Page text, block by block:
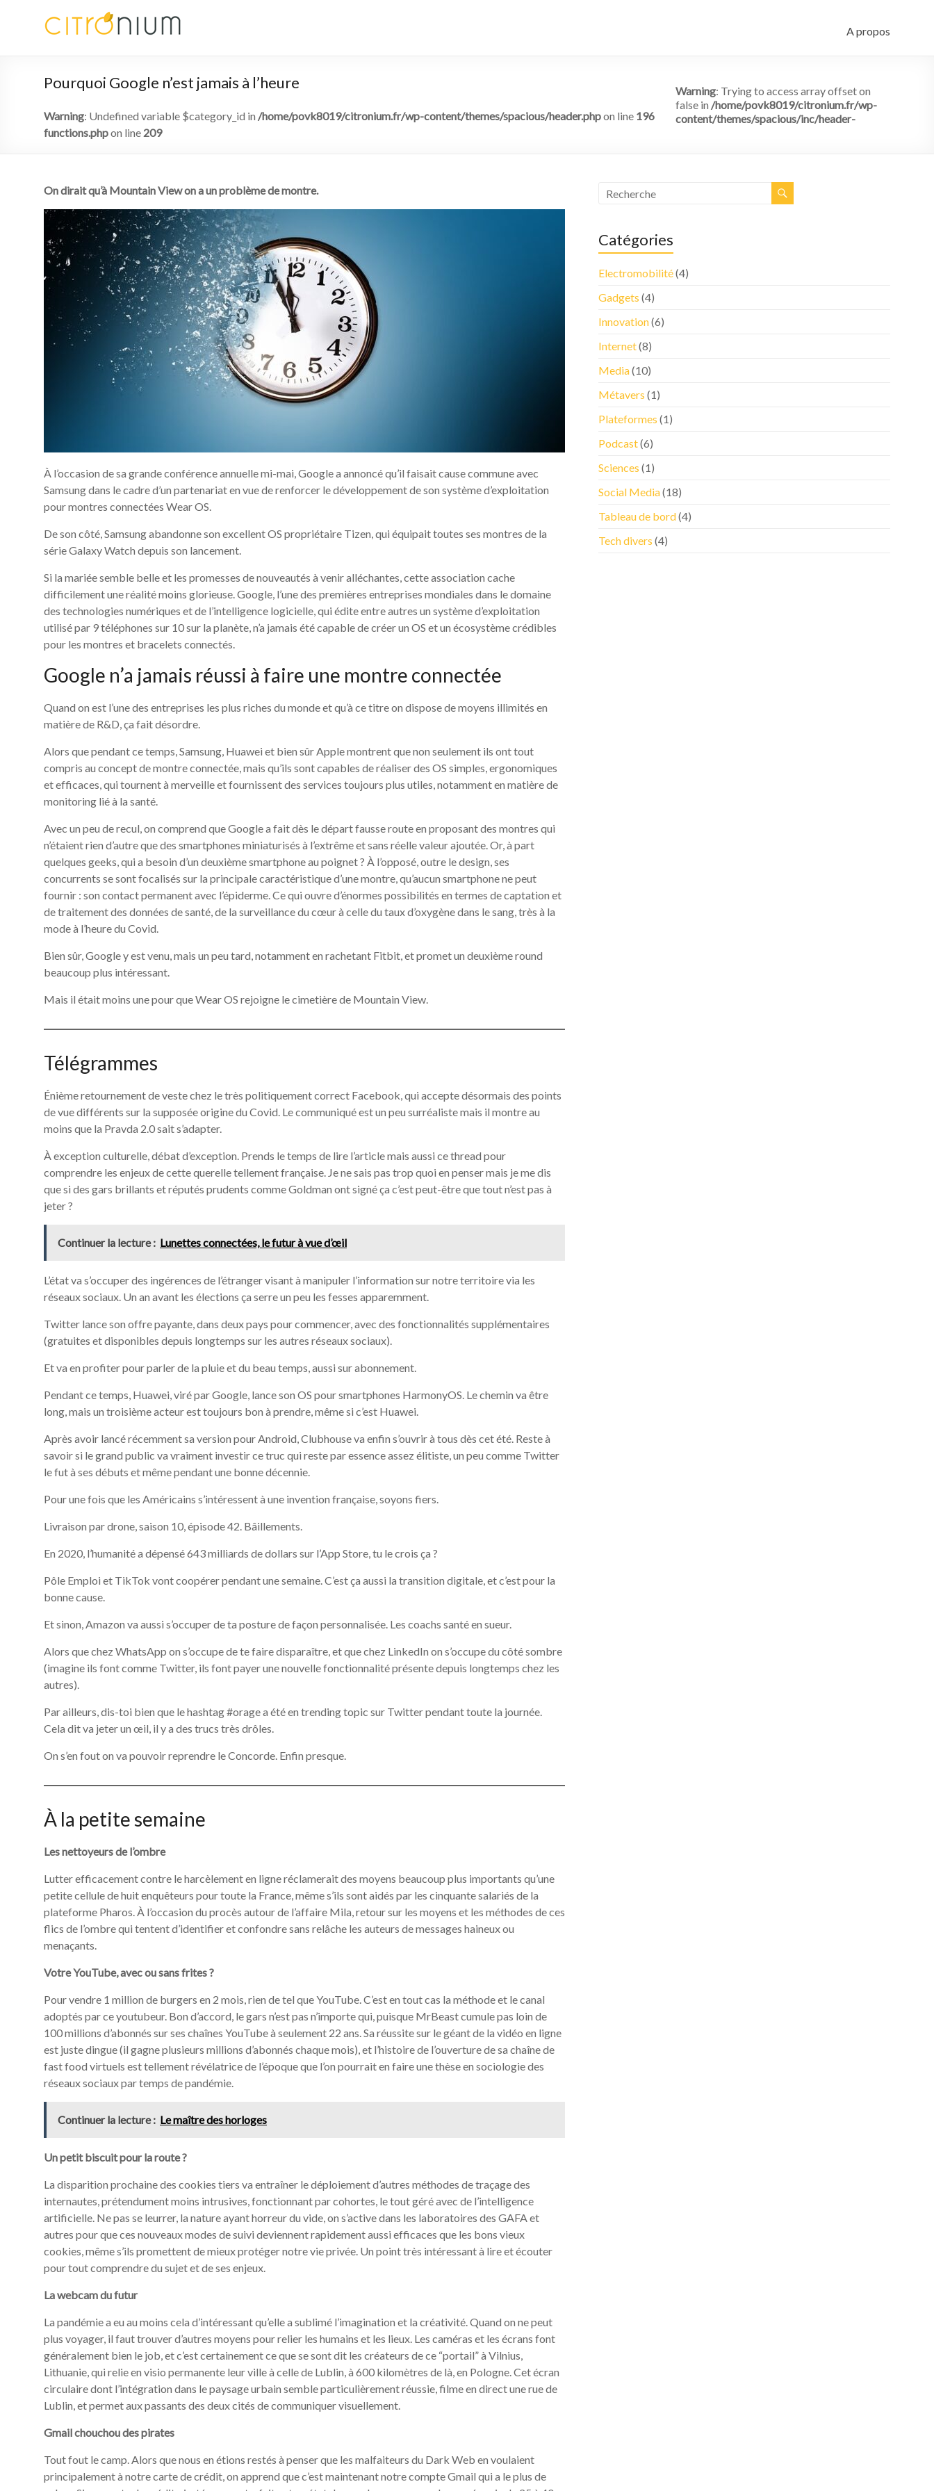
A propos
Pourquoi Google n’est jamais à l’heure
Warning: Undefined variable $category_id in /home/povk8019/citronium.fr/wp-content/themes/spacious/header.phpon line 196
Warning: Trying to access array offset on
false in /home/povk8019/citronium.fr/wp-
content/themes/spacious/inc/header-
functions.phpon line 209
On dirait qu’à Mountain View on a un problème de montre.
À l’occasion de sa grande conférence annuelle mi-mai, Google a annoncé qu’il faisait cause commune avec
Samsung dans le cadre d’un partenariat en vue de renforcer le développement de son système d’exploitation
pour montres connectées Wear OS.
De son côté, Samsung abandonne son excellent OS propriétaire Tizen, qui équipait toutes ses montres de la
série Galaxy Watch depuis son lancement.
Si la mariée semble belle et les promesses de nouveautés à venir alléchantes, cette association cache
difficilement une réalité moins glorieuse. Google, l’une des premières entreprises mondiales dans le domaine
des technologies numériques et de l’intelligence logicielle, qui édite entre autres un système d’exploitation
utilisé par 9 téléphones sur 10 sur la planète, n’a jamais été capable de créer un OS et un écosystème crédibles
pour les montres et bracelets connectés.
Google n’a jamais réussi à faire une montre connectée
Quand on est l’une des entreprises les plus riches du monde et qu’à ce titre on dispose de moyens illimités en
matière de R&D, ça fait désordre.
Alors que pendant ce temps, Samsung, Huawei et bien sûr Apple montrent que non seulement ils ont tout
compris au concept de montre connectée, mais qu’ils sont capables de réaliser des OS simples, ergonomiques
et efficaces, qui tournent à merveille et fournissent des services toujours plus utiles, notamment en matière de
monitoring lié à la santé.
Avec un peu de recul, on comprend que Google a fait dès le départ fausse route en proposant des montres qui
n’étaient rien d’autre que des smartphones miniaturisés à l’extrême et sans réelle valeur ajoutée. Or, à part
quelques geeks, qui a besoin d’un deuxième smartphone au poignet ? À l’opposé, outre le design, ses
concurrents se sont focalisés sur la principale caractéristique d’une montre, qu’aucun smartphone ne peut
fournir : son contact permanent avec l’épiderme. Ce qui ouvre d’énormes possibilités en termes de captation et
de traitement des données de santé, de la surveillance du cœur à celle du taux d’oxygène dans le sang, très à la
mode à l’heure du Covid.
Bien sûr, Google y est venu, mais un peu tard, notamment en rachetant Fitbit, et promet un deuxième round
beaucoup plus intéressant.
Mais il était moins une pour que Wear OS rejoigne le cimetière de Mountain View.
Télégrammes
Énième retournement de veste chez le très politiquement correct Facebook, qui accepte désormais des points
de vue différents sur la supposée origine du Covid. Le communiqué est un peu surréaliste mais il montre au
moins que la Pravda 2.0 sait s’adapter.
À exception culturelle, débat d’exception. Prends le temps de lire l’article mais aussi ce thread pour
comprendre les enjeux de cette querelle tellement française. Je ne sais pas trop quoi en penser mais je me dis
que si des gars brillants et réputés prudents comme Goldman ont signé ça c’est peut-être que tout n’est pas à
jeter ?
Continuer la lecture : Lunettes connectées, le futur à vue d’œil
L’état va s’occuper des ingérences de l’étranger visant à manipuler l’information sur notre territoire via les
réseaux sociaux. Un an avant les élections ça serre un peu les fesses apparemment.
Twitter lance son offre payante, dans deux pays pour commencer, avec des fonctionnalités supplémentaires
(gratuites et disponibles depuis longtemps sur les autres réseaux sociaux).
Et va en profiter pour parler de la pluie et du beau temps, aussi sur abonnement.
Pendant ce temps, Huawei, viré par Google, lance son OS pour smartphones HarmonyOS. Le chemin va être
long, mais un troisième acteur est toujours bon à prendre, même si c’est Huawei.
Après avoir lancé récemment sa version pour Android, Clubhouse va enfin s’ouvrir à tous dès cet été. Reste à
savoir si le grand public va vraiment investir ce truc qui reste par essence assez élitiste, un peu comme Twitter
le fut à ses débuts et même pendant une bonne décennie.
Pour une fois que les Américains s’intéressent à une invention française, soyons fiers.
Livraison par drone, saison 10, épisode 42. Bâillements.
En 2020, l’humanité a dépensé 643 milliards de dollars sur l’App Store, tu le crois ça ?
Pôle Emploi et TikTok vont coopérer pendant une semaine. C’est ça aussi la transition digitale, et c’est pour la
bonne cause.
Et sinon, Amazon va aussi s’occuper de ta posture de façon personnalisée. Les coachs santé en sueur.
Alors que chez WhatsApp on s’occupe de te faire disparaître, et que chez LinkedIn on s’occupe du côté sombre
(imagine ils font comme Twitter, ils font payer une nouvelle fonctionnalité présente depuis longtemps chez les
autres).
Par ailleurs, dis-toi bien que le hashtag #orage a été en trending topic sur Twitter pendant toute la journée.
Cela dit va jeter un œil, il y a des trucs très drôles.
On s’en fout on va pouvoir reprendre le Concorde. Enfin presque.
À la petite semaine
Les nettoyeurs de l’ombre
Lutter efficacement contre le harcèlement en ligne réclamerait des moyens beaucoup plus importants qu’une
petite cellule de huit enquêteurs pour toute la France, même s’ils sont aidés par les cinquante salariés de la
plateforme Pharos. À l’occasion du procès autour de l’affaire Mila, retour sur les moyens et les méthodes de ces
flics de l’ombre qui tentent d’identifier et confondre sans relâche les auteurs de messages haineux ou
menaçants.
Votre YouTube, avec ou sans frites ?
Pour vendre 1 million de burgers en 2 mois, rien de tel que YouTube. C’est en tout cas la méthode et le canal
adoptés par ce youtubeur. Bon d’accord, le gars n’est pas n’importe qui, puisque MrBeast cumule pas loin de
100 millions d’abonnés sur ses chaînes YouTube à seulement 22 ans. Sa réussite sur le géant de la vidéo en ligne
est juste dingue (il gagne plusieurs millions d’abonnés chaque mois), et l’histoire de l’ouverture de sa chaîne de
fast food virtuels est tellement révélatrice de l’époque que l’on pourrait en faire une thèse en sociologie des
réseaux sociaux par temps de pandémie.
Continuer la lecture : Le maître des horloges
Un petit biscuit pour la route ?
La disparition prochaine des cookies tiers va entraîner le déploiement d’autres méthodes de traçage des
internautes, prétendument moins intrusives, fonctionnant par cohortes, le tout géré avec de l’intelligence
artificielle. Ne pas se leurrer, la nature ayant horreur du vide, on s’active dans les laboratoires des GAFA et
autres pour que ces nouveaux modes de suivi deviennent rapidement aussi efficaces que les bons vieux
cookies, même s’ils promettent de mieux protéger notre vie privée. Un point très intéressant à lire et écouter
pour tout comprendre du sujet et de ses enjeux.
La webcam du futur
La pandémie a eu au moins cela d’intéressant qu’elle a sublimé l’imagination et la créativité. Quand on ne peut
plus voyager, il faut trouver d’autres moyens pour relier les humains et les lieux. Les caméras et les écrans font
généralement bien le job, et c’est certainement ce que se sont dit les créateurs de ce “portail” à Vilnius,
Lithuanie, qui relie en visio permanente leur ville à celle de Lublin, à 600 kilomètres de là, en Pologne. Cet écran
circulaire dont l’intégration dans le paysage urbain semble particulièrement réussie, filme en direct une rue de
Lublin, et permet aux passants des deux cités de communiquer visuellement.
Gmail chouchou des pirates
Tout fout le camp. Alors que nous en étions restés à penser que les malfaiteurs du Dark Web en voulaient
principalement à notre carte de crédit, on apprend que c’est maintenant notre compte Gmail qui a le plus de
Catégories
Electromobilité(4)
Gadgets (4)
Innovation(6)
Internet(8)
Media(10)
Métavers (1)
Plateformes (1)
Podcast(6)
Sciences (1)
Social Media(18)
Tableau de bord(4)
Tech divers (4)